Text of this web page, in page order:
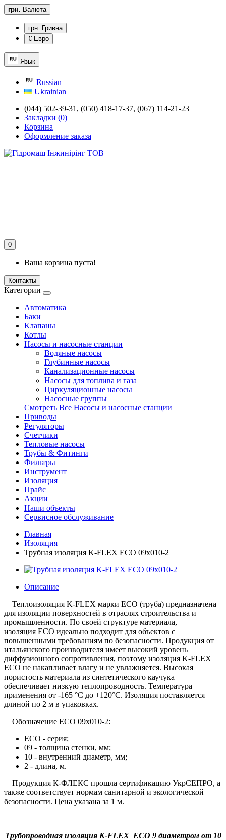
грн. Валюта
грн. Гривна
€ Евро
Язык
Russian
Ukrainian
(044) 502-39-31, (050) 418-17-37, (067) 114-21-23
Закладки (0)
Корзина
Оформление заказа
0
Ваша корзина пуста!
Контакты
Категории
Автоматика
Баки
Клапаны
Котлы
Насосы и насосные станции
Водяные насосы
Глубинные насосы
Канализационные насосы
Насосы для топлива и газа
Циркуляционные насосы
Насосные группы
Смотреть Все Насосы и насосные станции
Приводы
Регуляторы
Счетчики
Тепловые насосы
Трубы & Фитинги
Фильтры
Инструмент
Изоляция
Прайс
Акции
Наши объекты
Сервисное обслуживание
Главная
Изоляция
Трубная изоляция K-FLEX ECO 09x010-2
Описание
Теплоизоляция K-FLEX марки ECO (труба) предназначена
для изоляции поверхностей в отраслях строительства и
промышленности. По своей структуре материала,
изоляция ECO идеально подходит для объектов с
повышенными требованиям по безопасности. Продукция от
итальянского производителя имеет высокий уровень
диффузионного сопротивления, поэтому изоляция K-FLEX
ECO не накапливает влагу и не увлажняется. Высокая
пористость материала из синтетического каучука
обеспечивает низкую теплопроводность. Температура
применения от -165 °C до +1 20°С. Изоляция поставляется
длиной по 2 м в упаковках.
Обозначение ECO 09x010-2:
ECO - серия;
09 - толщина стенки, мм;
10 - внутренний диаметр, мм;
2 - длина, м.
Продукция К-ФЛЕКС прошла сертификацию УкрСЕПРО, а
также соответствует нормам санитарной и экологической
безопасности. Цена указана за 1 м.
Трубопроводная изоляция K-FLEX ECO 9 диаметром от 10